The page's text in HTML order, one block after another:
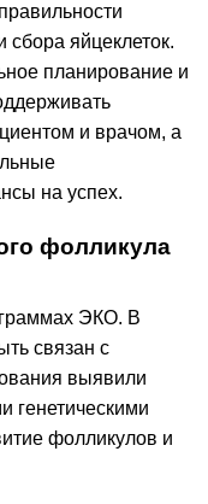
яйцеклеток.
планирование и
и врачом, а
на успех.
фолликула
ЭКО. В
связан с
выявили
генетическими
фолликулов и